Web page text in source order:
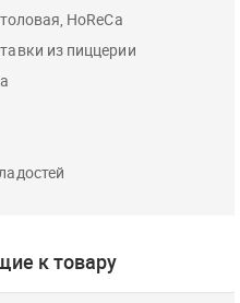
HoReCa
из пиццерии
к товару